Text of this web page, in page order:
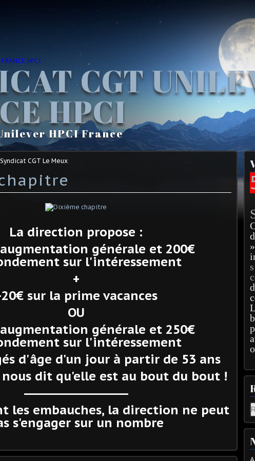
CGT
HPCI
HPCI France
CGT Le Meux
La direction propose :
générale et 200€
sur l'intéressement
+
sur la prime vacances
OU
générale et 250€
sur l'intéressement
d'âge d'un jour à partir de 53 ans
dit qu'elle est au bout du bout !
-----------------------------
les embauches, la direction ne peut
s'engager sur un nombre